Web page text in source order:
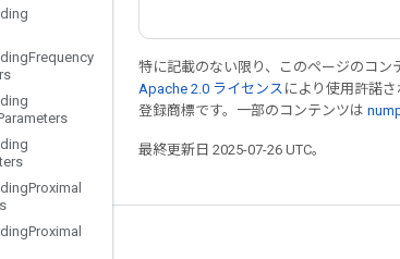
Frequency
Proximal
Proximal
特に記載のない限り、このページのコン
Apache 2.0 ライセンス により使用許諾さ
登録商標です。一部のコンテンツは
最終更新日 2025-07-26 UTC。